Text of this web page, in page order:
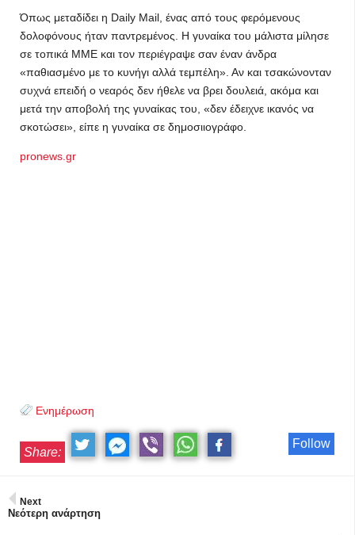
Όπως μεταδίδει η Daily Mail, ένας από τους φερόμενους
δολοφόνους ήταν παντρεμένος. Η γυναίκα του μάλιστα μίλησε
σε τοπικά ΜΜΕ και τον περιέγραψε σαν έναν άνδρα
«παθιασμένο με το κυνήγι αλλά τεμπέλη». Αν και τσακώνονταν
συχνά επειδή ο νεαρός δεν ήθελε να βρει δουλειά, ακόμα και
μετά την αποβολή της γυναίκας του, «δεν έδειχνε ικανός να
σκοτώσει», είπε η γυναίκα σε δημοσιιογράφο.
pronews.gr
Ενημέρωση
Follow
Share:
Next
Νεότερη ανάρτηση